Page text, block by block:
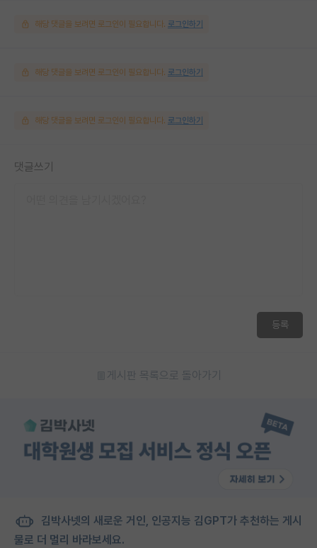
해당 댓글을 보려면 로그인이 필요합니다. 로그인하기
해당 댓글을 보려면 로그인이 필요합니다. 로그인하기
해당 댓글을 보려면 로그인이 필요합니다. 로그인하기
댓글쓰기
등록
게시판 목록으로 돌아가기
김박사넷의 새로운 거인, 인공지능 김GPT가 추천하는 게시
물로 더 멀리 바라보세요.